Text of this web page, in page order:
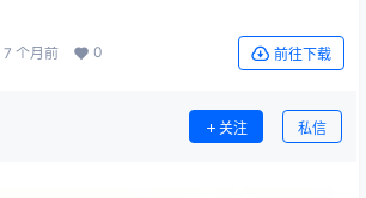
7 个月前 0 前往下载
关注 私信